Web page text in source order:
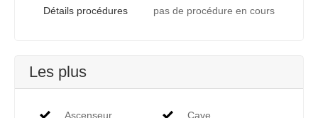
Détails procédures
pas de procédure en cours
Les plus
Ascenseur Cave